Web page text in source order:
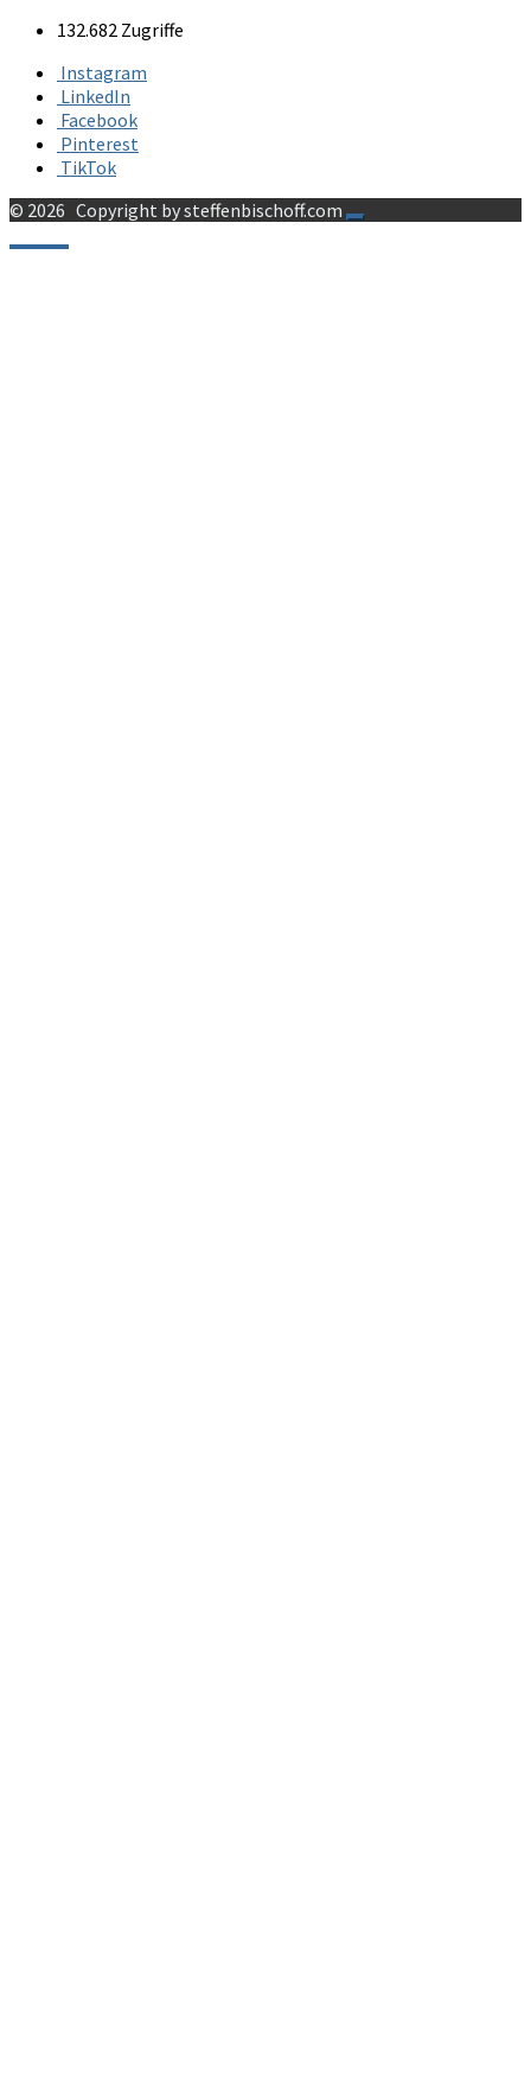
132.682 Zugriffe
Instagram
LinkedIn
Facebook
Pinterest
TikTok
© 2026 Copyright by steffenbischoff.com